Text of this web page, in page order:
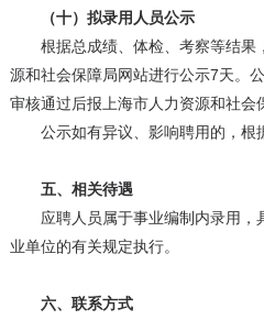
（十）拟录用人员公示
根据总成绩、体检、考察等结果
源和社会保障局网站进行公示7天。
审核通过后报上海市人力资源和社会
公示如有异议、影响聘用的，根
五、相关待遇
应聘人员属于事业编制内录用，
业单位的有关规定执行。
六、联系方式